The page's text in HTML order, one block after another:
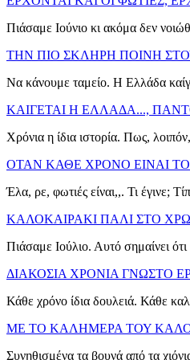
Πιάσαμε Ιούνιο κι ακόμα δεν
ΤΗΝ ΠΙΟ ΣΚΛΗΡΗ ΠΟΙΝΗ
Να κάνουμε ταμείο. Η Ελλάδα
ΚΑΙΓΕΤΑΙ Η ΕΛΛΑΔΑ...,
Χρόνια η ίδια ιστορία. Πως,
ΟΤΑΝ ΚΑΘΕ ΧΡΟΝΟ ΕΙΝΑΙ ΤΟ
Έλα, ρε, φωτιές είναι,,. Τι έγινε;
ΚΑΛΟΚΑΙΡΑΚΙ ΠΑΛΙ ΣΤΟ
Πιάσαμε Ιούλιο. Αυτό σημαίνει
ΔΙΑΚΟΣΙΑ ΧΡΟΝΙΑ ΓΝΩΣΤΟ
Κάθε χρόνο ίδια δουλειά. Κάθε
ΜΕ ΤΟ ΚΑΛΗΜΕΡΑ ΤΟΥ
Συνηθισμένα τα βουνά από τα